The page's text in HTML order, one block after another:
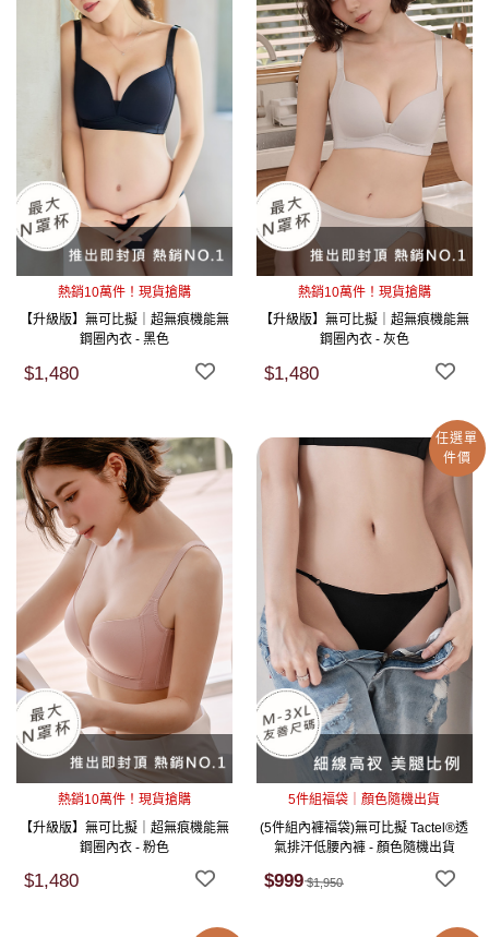
熱銷10萬件！現貨搶購
【升級版】無可比擬｜超無痕機能無
鋼圈內衣 - 黑色
$1,480
熱銷10萬件！現貨搶購
【升級版】無可比擬｜超無痕機能無
鋼圈內衣 - 灰色
$1,480
熱銷10萬件！現貨搶購
【升級版】無可比擬｜超無痕機能無
鋼圈內衣 - 粉色
$1,480
任選單
件價
5件組福袋｜顏色隨機出貨
(5件組內褲福袋)無可比擬 Tactel®透
氣排汗低腰內褲 - 顏色隨機出貨
$999 $1,950